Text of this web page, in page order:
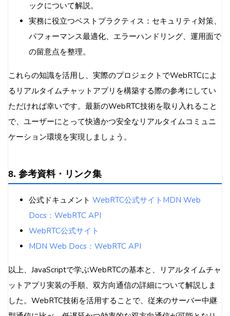
ックについて解説。
実務に役立つベストプラクティス：セキュリティ対策、
パフォーマンス最適化、エラーハンドリング、運用面で
の留意点を整理。
これらの知識を活用し、実際のプロジェクトでWebRTCによ
るリアルタイムチャットアプリを構築する際の参考にしてい
ただければ幸いです。最新のWebRTC技術を取り入れること
で、ユーザーにとって快適かつ安全なリアルタイムコミュニ
ケーション環境を実現しましょう。
8. 参考資料・リンク集
公式ドキュメント WebRTC公式サイト MDN Web
Docs：WebRTC API
WebRTC公式サイト
MDN Web Docs：WebRTC API
以上、JavaScriptで学ぶWebRTCの基本と、リアルタイムチャ
ットアプリ実装の手順、双方向通信の詳細について解説しま
した。WebRTC技術を活用することで、従来のサーバー中継